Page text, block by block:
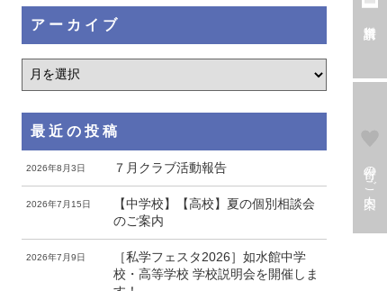
寄付のご案内
アーカイブ
最近の投稿
７月クラブ活動報告
2026年8月3日
【中学校】【高校】夏の個別相談会
のご案内
2026年7月15日
［私学フェスタ2026］如水館中学
校・高等学校 学校説明会を開催しま
2026年7月9日